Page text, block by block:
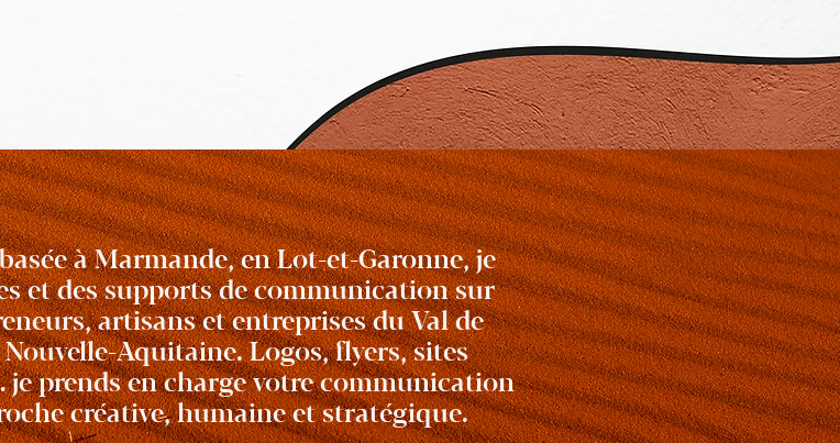
à Marmande, en Lot-et-Garonne, je
et des supports de communication sur
artisans et entreprises du Val de
Aquitaine. Logos, flyers, sites
prends en charge votre communication
créative, humaine et stratégique.